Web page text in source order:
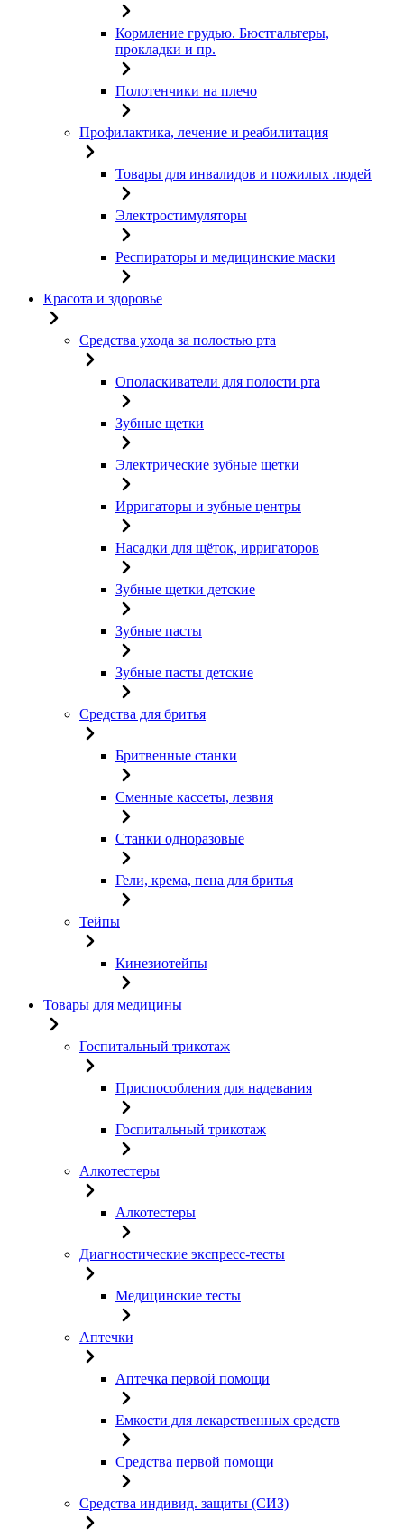
Кормление грудью. Бюстгальтеры,
прокладки и пр.
Полотенчики на плечо
Профилактика, лечение и реабилитация
Товары для инвалидов и пожилых людей
Электростимуляторы
Респираторы и медицинские маски
Красота и здоровье
Средства ухода за полостью рта
Ополаскиватели для полости рта
Зубные щетки
Электрические зубные щетки
Ирригаторы и зубные центры
Насадки для щёток, ирригаторов
Зубные щетки детские
Зубные пасты
Зубные пасты детские
Средства для бритья
Бритвенные станки
Сменные кассеты, лезвия
Станки одноразовые
Гели, крема, пена для бритья
Тейпы
Кинезиотейпы
Товары для медицины
Госпитальный трикотаж
Приспособления для надевания
Госпитальный трикотаж
Алкотестеры
Алкотестеры
Диагностические экспресс-тесты
Медицинские тесты
Аптечки
Аптечка первой помощи
Емкости для лекарственных средств
Средства первой помощи
Средства индивид. защиты (СИЗ)